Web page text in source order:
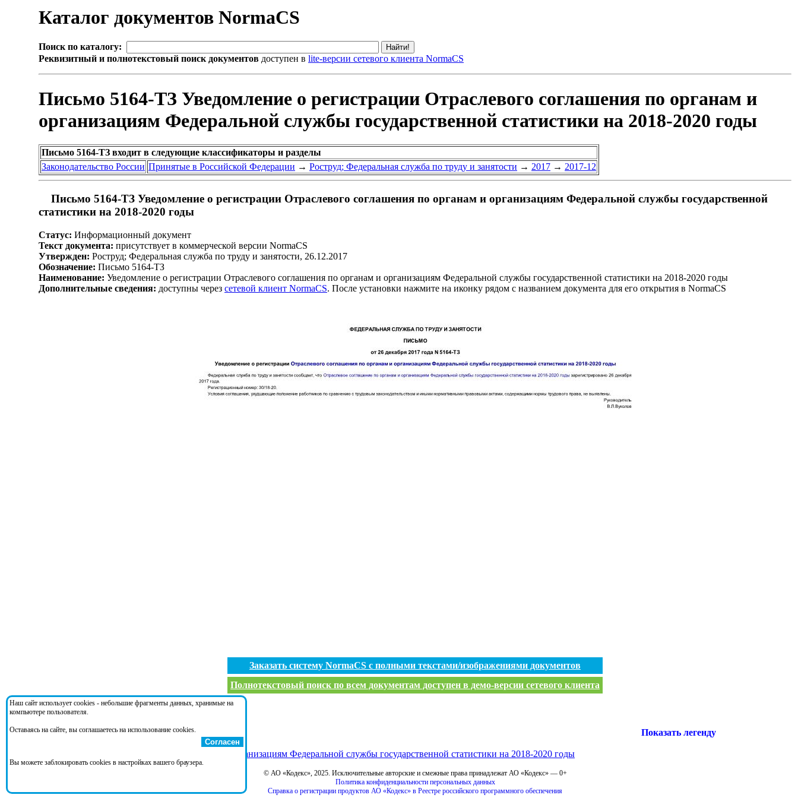
Каталог документов NormaCS
Поиск по каталогу:
Реквизитный и полнотекстовый поиск документов доступен в lite-версии сетевого клиента NormaCS
Письмо 5164-ТЗ Уведомление о регистрации Отраслевого соглашения по органам и
организациям Федеральной службы государственной статистики на 2018-2020 годы
Письмо 5164-ТЗ входит в следующие классификаторы и разделы
Законодательство России Принятые в Российской Федерации → Роструд; Федеральная служба по труду и занятости → 2017 → 2017-12
Письмо 5164-ТЗ Уведомление о регистрации Отраслевого соглашения по органам и организациям Федеральной службы государственной
статистики на 2018-2020 годы
Статус: Информационный документ
Текст документа: присутствует в коммерческой версии NormaCS
Утвержден: Роструд; Федеральная служба по труду и занятости, 26.12.2017
Обозначение: Письмо 5164-ТЗ
Наименование: Уведомление о регистрации Отраслевого соглашения по органам и организациям Федеральной службы государственной статистики на 2018-2020 годы
Дополнительные сведения: доступны через сетевой клиент NormaCS. После установки нажмите на иконку рядом с названием документа для его открытия в NormaCS
Заказать систему NormaCS с полными текстами/изображениями документов
Полнотекстовый поиск по всем документам доступен в демо-версии сетевого клиента
Документ ссылается на:
Показать легенду
Отраслевое соглашения по органам и организациям Федеральной службы государственной статистики на 2018-2020 годы
© АО «Кодекс», 2025. Исключительные авторские и смежные права принадлежат АО «Кодекс» — 0+
Политика конфиденциальности персональных данных
Справка о регистрации продуктов АО «Кодекс» в Реестре российского программного обеспечения
Наш сайт использует cookies - небольшие фрагменты данных, хранимые на
компьютере пользователя.
Оставаясь на сайте, вы соглашаетесь на использование cookies.
Согласен
Вы можете заблокировать cookies в настройках вашего браузера.